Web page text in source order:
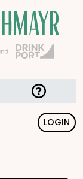
LOGIN